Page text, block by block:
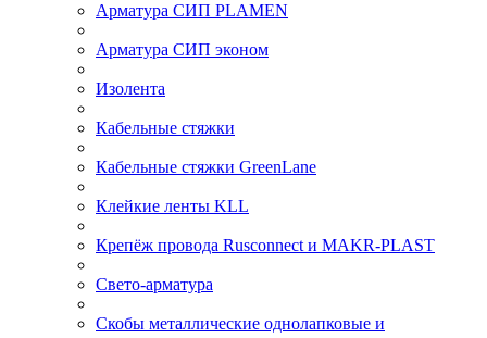
Арматура СИП PLAMEN
Арматура СИП эконом
Изолента
Кабельные стяжки
Кабельные стяжки GreenLane
Клейкие ленты KLL
Крепёж провода Rusconnect и MAKR-PLAST
Свето-арматура
Скобы металлические однолапковые и